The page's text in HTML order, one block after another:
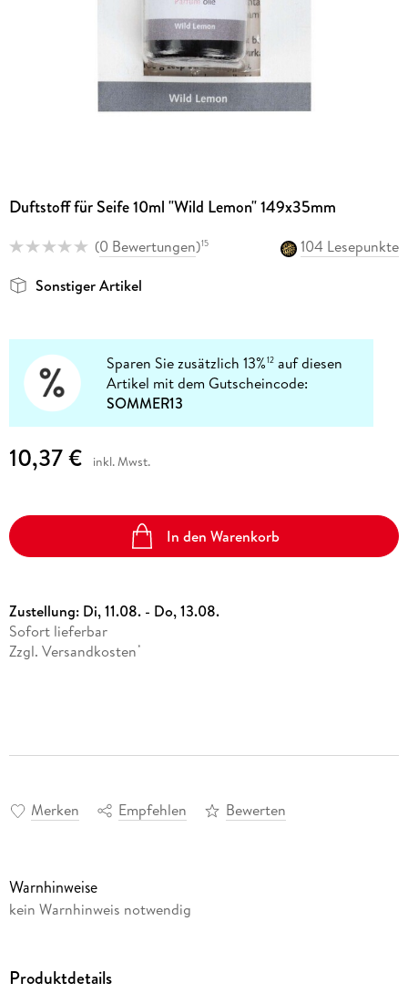
Duftstoff für Seife 10ml "Wild Lemon" 149x35mm
(0 Bewertungen)15
104 Lesepunkte
Sonstiger Artikel
Sparen Sie zusätzlich 13%12 auf diesen
Artikel mit dem Gutscheincode:
SOMMER13
10,37 € inkl. Mwst.
In den Warenkorb
Zustellung: Di, 11.08. - Do, 13.08.
Sofort lieferbar
Zzgl. Versandkosten *
Merken Empfehlen Bewerten
Warnhinweise
kein Warnhinweis notwendig
Produktdetails